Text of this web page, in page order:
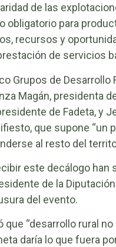
de las
obligatorio para
recursos y
de servicios
Grupos de Desarrollo
Magán, presidenta
de Fadeta, y
que supone “un
al resto del
este decálogo han
de la
del evento.
que “desarrollo rural
daría lo que fuera